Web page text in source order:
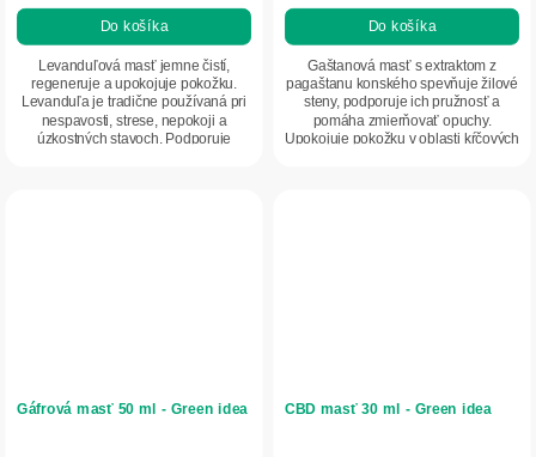
Do košíka
Levanduľová masť jemne čistí,
regeneruje a upokojuje pokožku.
Levanduľa je tradične používaná pri
nespavosti, strese, nepokoji a
úzkostných stavoch. Podporuje
Do košíka
Gaštanová masť s extraktom z
pagaštanu konského spevňuje žilové
steny, podporuje ich pružnosť a
pomáha zmierňovať opuchy.
Upokojuje pokožku v oblasti kŕčových
Gáfrová masť 50 ml - Green idea CBD masť 30 ml - Green idea